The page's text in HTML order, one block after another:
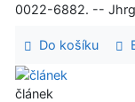
0022-6882. --
Do košíku
článek